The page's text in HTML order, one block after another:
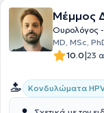
Μέμμος
Ουρολόγος
MD, MSc,
10.0|23
Κονδυλώματα